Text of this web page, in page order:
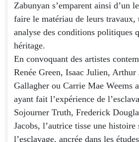
Zabunyan s’emparent ainsi d’un
faire le matériau de leurs travaux,
analyse des conditions politiques
héritage.
En convoquant des artistes
Renée Green, Isaac Julien, Arthur
Gallagher ou Carrie Mae Weems
ayant fait l’expérience de
Sojourner Truth, Frederick
Jacobs, l’autrice tisse une histoire
l’esclavage, ancrée dans les